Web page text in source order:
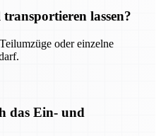
lassen?
oder einzelne
das Ein- und